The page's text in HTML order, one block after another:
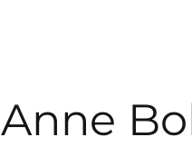
Anne